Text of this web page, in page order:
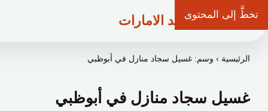
تخطَّ إلى المحتوى
شركة وعد الامارات
الرئيسية › وسم: غسيل سجاد منازل في أبوظبي
غسيل سجاد منازل في أبوظبي